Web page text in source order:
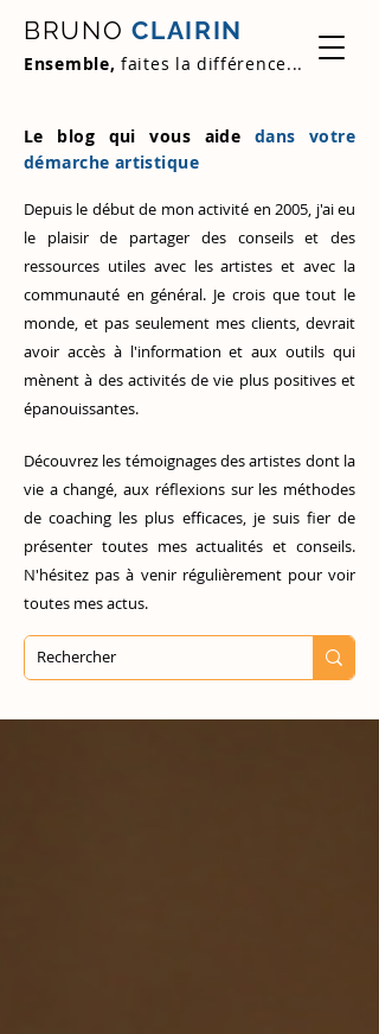
BRUNO CLAIRIN
Ensemble, faites la différence...
Le blog qui vous aide dans votre
démarche artistique
Depuis le début de mon activité en 2005, j'ai eu
le plaisir de partager des conseils et des
ressources utiles avec les artistes et avec la
communauté en général. Je crois que tout le
monde, et pas seulement mes clients, devrait
avoir accès à l'information et aux outils qui
mènent à des activités de vie plus positives et
épanouissantes.
Découvrez les témoignages des artistes dont la
vie a changé, aux réflexions sur les méthodes
de coaching les plus efficaces, je suis fier de
présenter toutes mes actualités et conseils.
N'hésitez pas à venir régulièrement pour voir
toutes mes actus.